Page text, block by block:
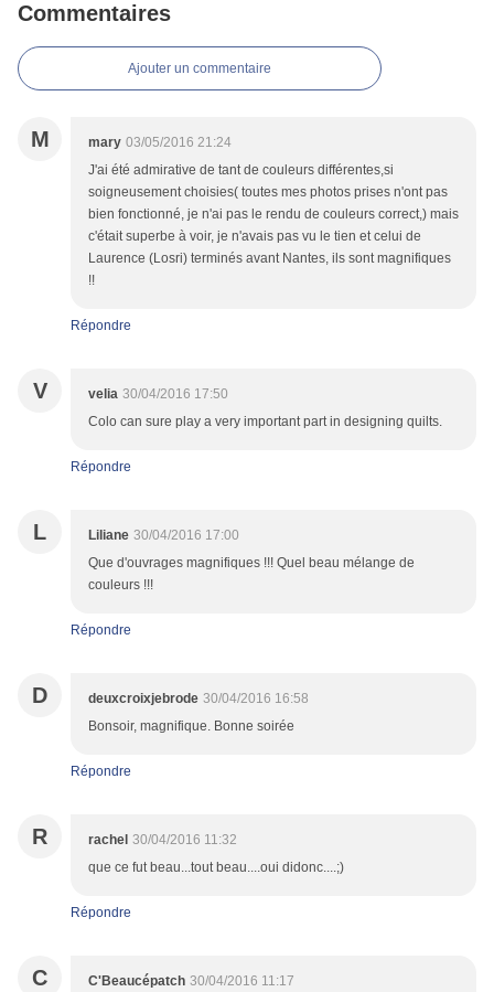
Commentaires
Ajouter un commentaire
M mary 03/05/2016 21:24
J'ai été admirative de tant de couleurs différentes,si
soigneusement choisies( toutes mes photos prises n'ont pas
bien fonctionné, je n'ai pas le rendu de couleurs correct,) mais
c'était superbe à voir, je n'avais pas vu le tien et celui de
Laurence (Losri) terminés avant Nantes, ils sont magnifiques
!!
Répondre
V velia 30/04/2016 17:50
Colo can sure play a very important part in designing quilts.
Répondre
L Liliane 30/04/2016 17:00
Que d'ouvrages magnifiques !!! Quel beau mélange de
couleurs !!!
Répondre
D deuxcroixjebrode 30/04/2016 16:58
Bonsoir, magnifique. Bonne soirée
Répondre
R rachel 30/04/2016 11:32
que ce fut beau...tout beau....oui didonc....;)
Répondre
C C'Beaucépatch 30/04/2016 11:17